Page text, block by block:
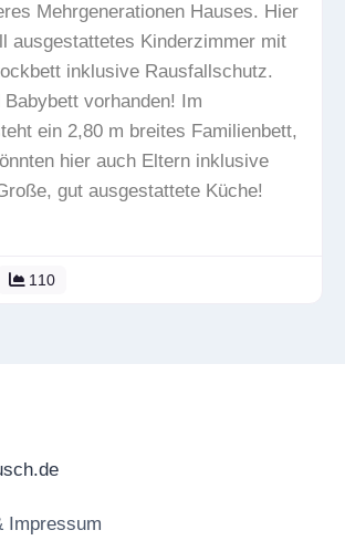
Mehrgenerationen Hauses. Hier
ausgestattetes Kinderzimmer mit
inklusive Rausfallschutz.
vorhanden! Im
ein 2,80 m breites Familienbett,
hier auch Eltern inklusive
gut ausgestattete Küche!
110
Impressum